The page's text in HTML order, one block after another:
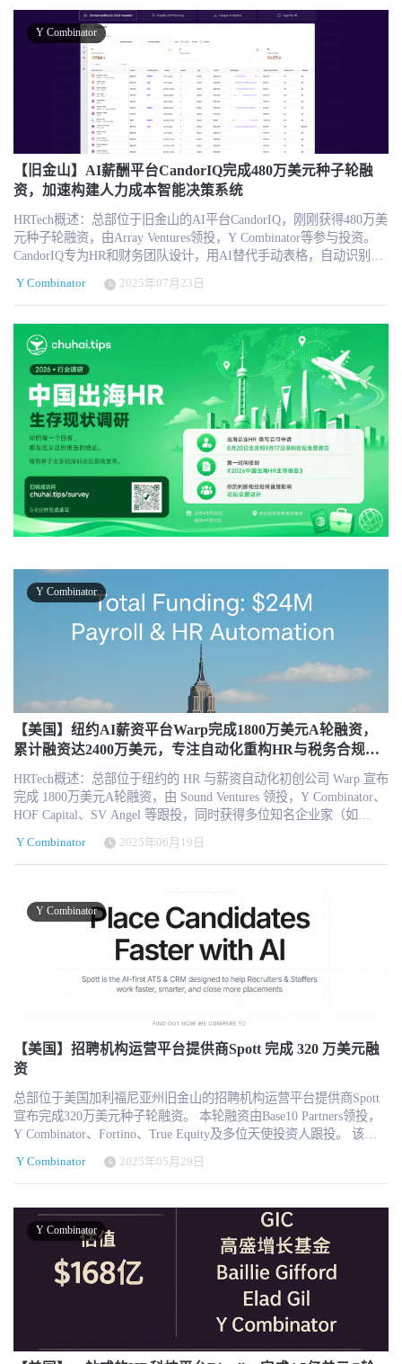
统HR系统的竞争中形成差异化定位。 规模验证：160万员工、1500
家企业、覆盖50个国家 截至目前，Humand 已服务超过160万名员
工，覆盖1500多家企业，业务遍及50个国家。客户包括 Siemens、
PSBank 和 Viva Aerobus 等企业。 这一规模数据意味着其产品已在多
个行业场景中得到验证，包括零售、制造、航空、金融等领域。 与
许多早期HR科技公司不同，Humand 已经具备清晰的产品市场匹配
（product-market fit）信号。公司强调，其增长并非仅依赖概念创
新，而是建立在真实企业应用场景和持续交付能力之上。 美国市场
成为核心战略重心 尽管 Humand 具备全球业务布局，但公司明确表
示，美国市场是其本轮融资后的核心战略方向。 美国拥有数量庞大
的一线员工群体，涵盖零售、医疗、物流、制造与酒店等行业。与
此同时，美国企业对于员工体验、合规性与数字化工具的需求持续
提升。 Humand 将通过以下三大方向强化美国市场布局： 第一，建
立品类领导地位。公司希望将“非办公室员工HR平台”定义为独立赛
力。通过构建专门面向美国市场的团队与成功案例，提升客户落地
效果。 第三，持续推进产品创新。针对混合型员工结构（同时拥有
办公室与非办公室员工的企业）优化产品能力。 从“记录系统”到“行
动系统”的转变 传统HR软件通常被定义为“系统记录”（systems of
record），其主要功能是数据存储与合规管理。 Humand 的愿景则是
将HR系统升级为“系统行动”（systems of action），通过统一移动端
入口和AI辅助，实现实时沟通与流程执行。 这种转变的核心在于：
·提升员工参与度 ·降低组织沟通成本 ·减少人工处理流程 ·增强企业
内部透明度 在AI逐渐成为企业基础设施的背景下，Humand 正在尝
试成为覆盖非办公室员工场景的AI操作层。 品类竞争格局与未来挑
战 尽管Humand在“non-desk HR”赛道建立了清晰定位，但未来竞争仍
然存在多个变量： ·大型HCM平台是否会快速进入该细分市场 ·AI能
力是否成为行业标准配置 ·美国市场的品牌建设速度 ·混合型企业客
户的复杂需求 不过，从融资规模、市场验证与战略清晰度来看，
Humand 已成功建立早期领先优势。 长期愿景：连接100%的员工
室员工与非办公室员工之间的数字鸿沟是一个“人为构建且过时”的结
构。 公司强调，每一位员工，无论在办公室、工厂车间、医院还是
零售门店，都应享有同等质量的数字工具与沟通渠道。 本轮 6600万
美元A轮融资，使 Humand 在资本、品牌与产品能力方面进一步强
化，为其全球扩张与品类定义奠定基础。 在全球HR科技赛道不断向
AI与员工体验演进的背景下，非办公室员工市场正从边缘走向中
心。Humand 正试图成为这一转型过程中的核心平台。 未来几年，
这一赛道是否会出现独角兽级别平台，或被传统巨头整合，将成为
HR科技领域的重要观察方向。
争。 目前，Kombo已服务全球300多家企业客户，覆盖招聘科技、薪
酬管理、员工体验等多个细分领域。随着企业软件市场日益全球
化，跨区域系统对接需求也在增加，这为Kombo带来了更大的扩展
空间。此次融资后，公司计划加强API能力的深度与广度，进一步提
升安全合规水平，并扩大欧美市场布局。 从行业视角来看，HRTech
市场正在进入“基础设施化”阶段。过去十年，行业重点在于单点功能
创新；未来十年，平台整合与生态协同将成为核心主题。Kombo所
处的“数据连接层”虽然不直接面向终端HR用户，但却决定了整个生
态系统的运转效率。正因如此，该赛道逐渐受到资本市场关注。 在
全球企业加速数字化转型的背景下，人力数据的标准化与互联互通
已不再是技术选项，而是战略必需。Kombo的这轮融资，既是对其
商业模式的认可，也反映出资本对HR基础设施长期价值的判断。
务数百家公司，包括财富100强、四大会计师事务所等顶级雇主。未
来，Alex将继续扩展AI能力，加速推动招聘自动化和人才公平。
【旧金山，2025年9月30日】总部位于旧金山的AI招聘平台 Alex 宣
布完成 2000万美元融资，其中包括由 Peak XV Partners 领投的 1700
万美元A轮融资，以及由 1984 Ventures 领投的 300万美元种子轮融
资。Y Combinator、Uncorrelated Ventures、部分财富500强企业的
CHRO以及多位知名投资人也参与其中。 然而，这不仅是一条简单
的融资新闻，更是一段从校园走向全球舞台的创业故事。Alex 的联
合创始人 Aaron Wang 和 John Rytel 在大学时便开始合作开发应用。
那时的他们是候选人而非雇主，亲身感受到求职过程的低效与挫
败，这种体验成为日后创业的灵感。正如他们在访谈中所说：“我们
到创业：痛点驱动创新 两位创始人最初在布朗大学相识，并共同尝
试过招聘相关应用。经历了市场验证与失败，他们逐渐意识到真正
的痛点：在一个候选人数量暴涨、企业招聘周期却越来越长的时
代，传统招聘流程不仅效率低，更让大量优秀人才被忽视。 “在旧金
周期已达到60天，这种低效是企业和候选人共同的痛点。 AI代理：
面试官、协调员与猎头的合体 Alex 的核心是 AI智能代理（AI
agents），能在招聘流程中完成从电话/视频面试、简历筛选、欺诈检
测到自动记录与ATS同步的全套任务。凭借 20多个自动化工作流，
Alex 每天为客户执行成千上万场面试，已累计帮助数万人获得工作
机会。 这不仅停留在白领岗位。访谈中提到，Alex 已帮助一家美国
核能供应公司招聘焊工等高度专业化的蓝领岗位。通过分析既有招
聘数据、职位描述和招聘经理的笔记，AI能够快速理解岗位需求，
甚至在小众领域实现精准匹配。 候选人体验：消除“消失的面试” 不
同于许多招聘科技公司只强调雇主端效率，Alex 把候选人体验放在
首位。AI面试官不仅能完成首轮筛选，还能随时回应候选人的问
题，消除了传统招聘中常见的“石沉大海”。 “我们最喜欢听到的反馈
会。” John 强调，这意味着招聘公平性的提升，也帮助雇主发掘数据
库中那些早已被遗忘的“隐形人才”。 市场应用：从人力中介到财富
100强 虽然招聘市场庞大且复杂，Alex 找到的切入口是 人力资源服
务机构。这些机构的痛点最为集中：招聘成效直接决定其营收。随
着Alex的介入，他们不仅提升了招聘效率，还扩大了客户收入。如
今，Alex 的客户范围已扩展到财富100强企业、四大会计师事务所、
大型金融机构和全国连锁企业。 技术突破与防御机制 在技术层面，
Alex 创立于2024年初，得益于当时大模型（如GPT-4 Turbo）的突
破，使语音代理具备了足够低的延迟和自然的对话能力。随着语音
转录和生成模型的进步，AI面试逐渐摆脱“诡异谷效应”，被候选人
接受。 有趣的是，创始人还透露了AI命名的由来：“当时语音识别还
与此同时，团队也开发了反作弊机制，应对候选人使用AI“代考”、
视频深伪等现象。他们甚至见过工程师尝试用XML或Markdown“注
入提示”来挑战AI，但都被系统防御住。 融资与未来愿景 谈到本轮
融资的意义，创始人直言：“一年前，我们还无法想象能与世界上最
大的一批雇主合作。如今市场需求显而易见，我们需要更快扩大产
Go-to-Market（市场与销售）团队。与许多偏重研发的硅谷创业公司
不同，Alex 相信品牌和客户关系同样关键。 在展望未来时，两位创
始人一致强调，AI并非取代招聘人员，而是 “超级助理”：“AI会接管
那些重复性的行政工作，但真正的人才关系与战略判断，永远需要
人类。” 从布朗大学的同窗，到旧金山的创业者，再到AI招聘领域的
创新者，Aaron Wang 与 John Rytel 用短短18个月让Alex成长为数百
家企业的招聘伙伴。本轮2000万美元融资不仅是资本市场的认可，
Y Combinator
【旧金山】AI薪酬平台CandorIQ完成480万美元种子轮融
资，加速构建人力成本智能决策系统
HRTech概述：总部位于旧金山的AI平台CandorIQ，刚刚获得480万美
元种子轮融资，由Array Ventures领投，Y Combinator等参与投资。
CandorIQ专为HR和财务团队设计，用AI替代手动表格，自动识别薪
酬异常、预测员工流失，帮助企业更快做出薪酬与组织规划决策。
SmartRecruiters等知名企业已使用CandorIQ将绩效周期提速2.5倍，并
每年节省超50万美元。CandorIQ正通过统一的数据平台，推动人力
成本管理智能化。更多请关注 HR Tech，为你带来全球最新 HR 科技
资讯。 【美国·旧金山，2025年7月22日】——人工智能驱动的人力
资源科技平台CandorIQ今日宣布完成480万美元种子轮融资。本轮融
资由Array Ventures领投，Y Combinator、CRV和Switch Ventures参
投。CandorIQ致力于通过AI技术帮助企业重塑薪酬管理与人员预算
规划流程，将其从低效的表格操作转变为高效透明的战略性流程。
此次融资将用于扩展CandorIQ的工程与市场团队，加速产品开发，
并进一步提升AI在薪酬与人员规划流程中的能力覆盖与自动化水
平。 打造HR与财务协同的统一平台，CandorIQ定位“人力开支大脑”
在大多数企业中，人力开支约占总成本的70%，但相关决策流程却依
然高度依赖电子表格、多个割裂系统和人工操作。CandorIQ正是为
解决这一结构性问题而诞生——该平台由HR和财务协同驱动，从一
企业内部数据与全球薪酬基准信息，构建起统一的决策支持层。无
论是预算编制、岗位设计、薪酬审查、股权配置还是动态建模，
CandorIQ都能实时提供支持，避免团队在各类表格与系统之间频繁
切换、重复操作。 平台内置AI agent全天候在线，能够自动识别薪酬
异常、模拟招聘与离职场景、预测高绩效员工流失风险，并在关键
决策前提供预警。这一机制帮助企业在组织结构快速变化时做出前
瞻决策，而非事后应对。 客户实绩显著：效率提升与成本节约并存
据官方数据显示，CandorIQ平台已帮助客户将绩效评估与薪酬审核
周期缩短2.5倍，招聘流程时间减半，员工流失率下降25%。按年平
均计算，企业可节省超过50万美元的人力资源开支。 目前，已有包
括Newfront、SmartRecruiters、Monte Carlo、Fleetio等高成长企业在
内的多家组织采用CandorIQ，支持其薪酬审查、组织建模、动态预
算等核心流程。这些客户不仅节省了大量人力和时间成本，更通过
平台获得了关键性数据洞察，从而增强了管理层的组织掌控力。 例
效、市场参考和股权结构的建议，显著减少了传统流程中跨部门协
调与数据重复校验的问题。 投资人观点：补上企业“成本中最大但管
理最弱”的关键环节 Array Ventures合伙人Shruti Gandhi指出：“在人力
资源管理中，薪酬常常是最大的成本中心，却长期被表格、断层数
据和手工分析所限制。CandorIQ正在为这个领域带来清晰度、自动
化和问责机制，正是AI技术对企业基础运营重构的典范。” CandorIQ
联合创始人兼CEO Haris Ikram也表示：“薪酬与人员规划不应是季度
性的‘灭火行动’。我们的目标是把HR、财务和企业管理层放在同一
张桌子上，用统一的实时数据支持战略决策，让组织能够更快、更
CandorIQ切中战略缺口 随着企业在人力成本控制、人员优化与组织
灵活性方面的需求持续提升，传统薪酬与人力预算工具已难以支撑
战略决策的复杂性。CandorIQ通过构建“AI即服务”的人力成本决策
AI驱动决策的新周期中抢占了前沿位置。 从行业趋势来看，
CandorIQ正走在“HR与财务深度融合”这一大趋势的前列，也具备成
为中大型组织“人力支出大脑”的潜力。 关于 CandorIQ CandorIQ 是
一个基于人工智能的薪酬和人员规划协作平台。通过将内部数据和
全球基准整合到单一系统中，CandorIQ 帮助人力资源、财务和领导
业的信赖，成立于 2023 年，并获得了 Array Ventures、Y
Combinator、CRV 和 Switch Ventures 的投资。
Y Combinator 2025年07月23日
Y Combinator
【美国】纽约AI薪资平台Warp完成1800万美元A轮融资，
累计融资达2400万美元，专注自动化重构HR与税务合规基
础设施
HRTech概述：总部位于纽约的 HR 与薪资自动化初创公司 Warp 宣布
完成 1800万美元A轮融资，由 Sound Ventures 领投，Y Combinator、
HOF Capital、SV Angel 等跟投，同时获得多位知名企业家（如
截至目前，Warp 总融资额已达 2400万美元。 Warp 致力于为创业公
司提供“像 Superhuman 一样好用”的薪资与 HR 管理体验，核心亮点
在于利用 AI Agent 自动处理传统平台中繁琐的税务合规和员工福利
流程。Warp 当前已服务包括 Bland AI、Reducto、Paraform 等在内的
数百家高增长初创企业。 总部位于纽约的初创公司 Warp 宣布完成
1800万美元A轮融资，本轮融资由 Sound Ventures 领投，Y
Combinator、HOF Capital、SV Angel 及 Homebrew Capital 等多家知
名机构参投。此轮融资完成后，Warp 的累计融资总额已达到 2400万
美元。 值得关注的是，Warp还获得多位重量级企业家的支持，包括
Kyle Vogt、Replit 创始人 Amjad Masad、以及来自 OpenAI、Brex 等
一线科技公司的资深运营高管，HRTech推荐持续关注。 从“做薪资”
到“重构后端基础设施” Warp 由 Ayush Sharma（CEO）和 Adam
HR 与税务合规平台，为初创企业提供“从入职到发薪”的一站式解决
方案。其目标不仅是取代传统的 Gusto、ADP 或 Rippling 等工具，
而是直接自动化这些平台背后的操作流程与合规逻辑。 Warp 强调
“不是又一个薪资软件”，而是通过 AI Agent 自动完成所有注册、报
示，Warp 的 AI 系统已成功将每次报税的时间从数天缩短到 5 分钟
以内，出错率从 10% 降低至 2%以下，单次成本从 $500–$1000 降至
不到$10。目前，Warp 仅依靠一位兼职合规人员，就已为 380家企业
提供服务。 多州合规作为切入点，产品线快速扩张 自2020年以来，
远程办公成为新常态，Warp发现 超过50%的初创公司在成立初期就
跨多个州雇佣员工，合规复杂性大幅上升。Warp以“多州税务合规自
动化”为切入点，逐步拓展至员工入职、福利管理、全球发薪、合同
工支付、时间管理、支出报销等场景。 在过去 1.5 年里，Warp 开发
的功能数量已超过 Gusto 用 12 年建立的产品线，并计划在未来6个
Y Combinator 2025年06月19日
Y Combinator
【美国】招聘机构运营平台提供商Spott 完成 320 万美元融
资
总部位于美国加利福尼亚州旧金山的招聘机构运营平台提供商Spott
宣布完成320万美元种子轮融资。 本轮融资由Base10 Partners领投，
Y Combinator、Fortino、True Equity及多位天使投资人跟投。 该公
兰德·德格雷夫（Lander Degreve）和首席运营官曼努·范德维伦
（Manu Vanderveeren）领导的Spott，为美国和欧洲的招聘及猎头公
司开发人工智能原生招聘平台，涵盖完整的招聘管理系统（ATS）与
客户关系管理系统（CRM），以及通过人工智能代理自动化手动操
作，整合为单一的人工智能原生解决方案。 通过消除冗余的单点解
决方案，Spott 降低了成本，节省了在不同系统之间切换的时间，提
升了数据的可操作性，并实现了端到端工作流程的人工智能驱动自
作为专为人工智能时代设计的解决方案，Spott 将从多个维度优化招
聘流程，包括职位展示、候选人与岗位匹配以及搜索功能。
Y Combinator 2025年05月29日
Y Combinator